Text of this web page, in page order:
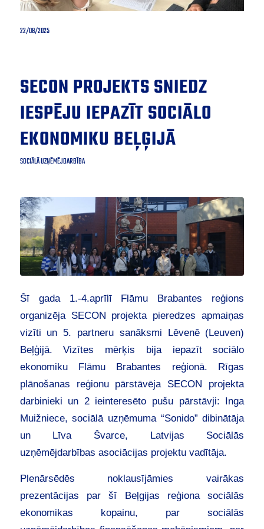
22/08/2025
SECON PROJEKTS SNIEDZ
IESPĒJU IEPAZĪT SOCIĀLO
EKONOMIKU BEĻĢIJĀ
SOCIĀLĀ UZŅĒMĒJDARBĪBA
Šī gada 1.-4.aprīlī Flāmu Brabantes reģions
organizēja SECON projekta pieredzes apmaiņas
vizīti un 5. partneru sanāksmi Lēvenē (Leuven)
Beļģijā. Vizītes mērķis bija iepazīt sociālo
ekonomiku Flāmu Brabantes reģionā. Rīgas
plānošanas reģionu pārstāvēja SECON projekta
darbinieki un 2 ieinteresēto pušu pārstāvji: Inga
Muižniece, sociālā uzņēmuma “Sonido” dibinātāja
un Līva Švarce, Latvijas Sociālās
uzņēmējdarbības asociācijas projektu vadītāja.
Plenārsēdēs noklausījāmies vairākas
prezentācijas par šī Beļgijas reģiona sociālās
ekonomikas kopainu, par sociālās